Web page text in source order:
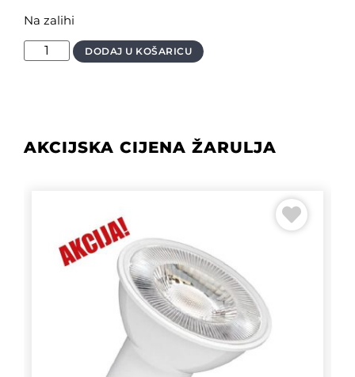
Na zalihi
DODAJ U KOŠARICU
AKCIJSKA CIJENA ŽARULJA